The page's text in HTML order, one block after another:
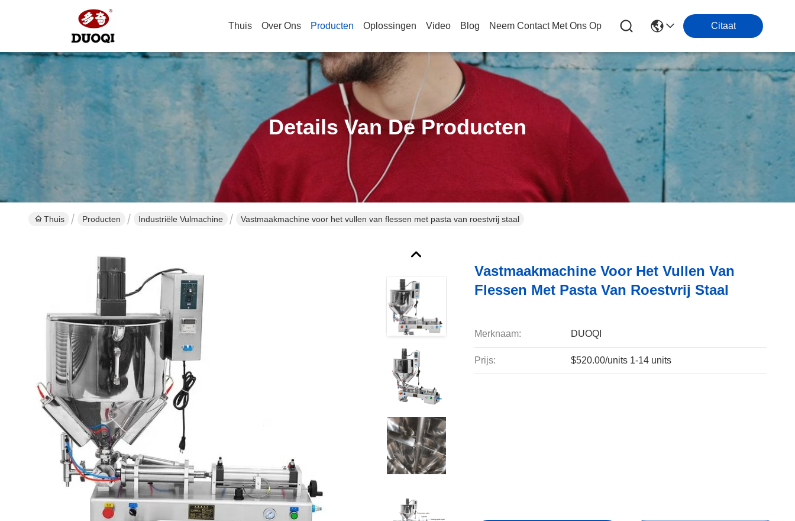
Thuis Over Ons Producten Oplossingen Video Blog Neem Contact Met Ons Op Citaat
Details Van De Producten
Thuis Producten Industriële Vulmachine Vastmaakmachine voor het vullen van flessen met pasta van roestvrij staal
Vastmaakmachine Voor Het Vullen Van
Flessen Met Pasta Van Roestvrij Staal
Merknaam: DUOQI
Prijs: $520.00/units 1-14 units